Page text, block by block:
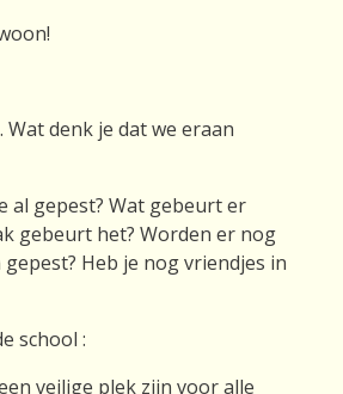
Wat denk je dat we eraan
al gepest? Wat gebeurt er
gebeurt het? Worden er nog
Heb je nog vriendjes in
school :
veilige plek zijn voor alle